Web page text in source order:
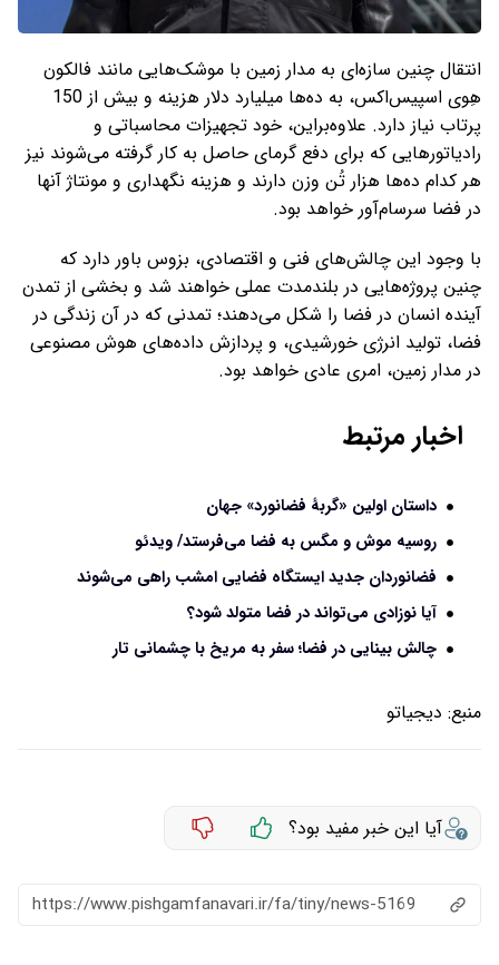
انتقال چنین سازه‌ای به مدار زمین با موشک‌هایی مانند فالکون
هِوی اسپیس‌اکس، به ده‌ها میلیارد دلار هزینه و بیش از 150
پرتاب نیاز دارد. علاوه‌براین، خود تجهیزات محاسباتی و
رادیاتورهایی که برای دفع گرمای حاصل به کار گرفته می‌شوند نیز
هر کدام ده‌ها هزار تُن وزن دارند و هزینه نگهداری و مونتاژ آنها
در فضا سرسام‌آور خواهد بود.
با وجود این چالش‌های فنی و اقتصادی، بزوس باور دارد که
چنین پروژه‌هایی در بلندمدت عملی خواهند شد و بخشی از تمدن
آینده‌ انسان در فضا را شکل می‌دهند؛ تمدنی که در آن زندگی در
فضا، تولید انرژی خورشیدی، و پردازش داده‌های هوش مصنوعی
در مدار زمین، امری عادی خواهد بود.
اخبار مرتبط
داستان اولین «گربۀ فضانورد» جهان
روسیه موش و مگس به فضا می‌فرستد/ ویدئو
فضانوردان جدید ایستگاه فضایی امشب راهی می‌شوند
آیا نوزادی می‌تواند در فضا متولد شود؟
چالش بینایی در فضا؛ سفر به مریخ با چشمانی تار
منبع: دیجیاتو
آیا این خبر مفید بود؟
https://www.pishgamfanavari.ir/fa/tiny/news-5169